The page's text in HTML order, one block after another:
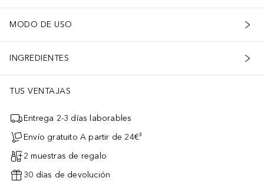
MODO DE USO
INGREDIENTES
TUS VENTAJAS
Entrega 2-3 días laborables
Envío gratuito A partir de 24€³
2 muestras de regalo
30 días de devolución